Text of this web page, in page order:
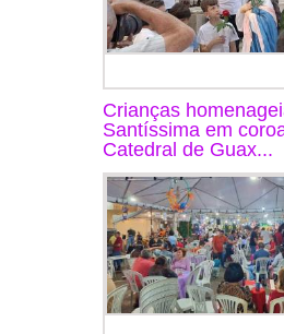
Crianças
Santíssima em
Catedral de Guax...